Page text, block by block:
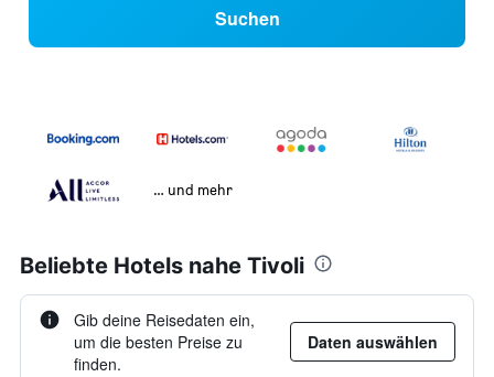
Suchen
… und mehr
Beliebte Hotels nahe Tivoli
Gib deine Reisedaten ein,
um die besten Preise zu
finden.
Daten auswählen